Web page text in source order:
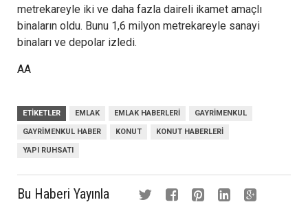
metrekareyle iki ve daha fazla daireli ikamet amaçlı
binaların oldu. Bunu 1,6 milyon metrekareyle sanayi
binaları ve depolar izledi.
AA
ETIKETLER EMLAK EMLAK HABERLERI GAYRIMENKUL
GAYRIMENKUL HABER KONUT KONUT HABERLERI
YAPI RUHSATI
Bu Haberi Yayınla